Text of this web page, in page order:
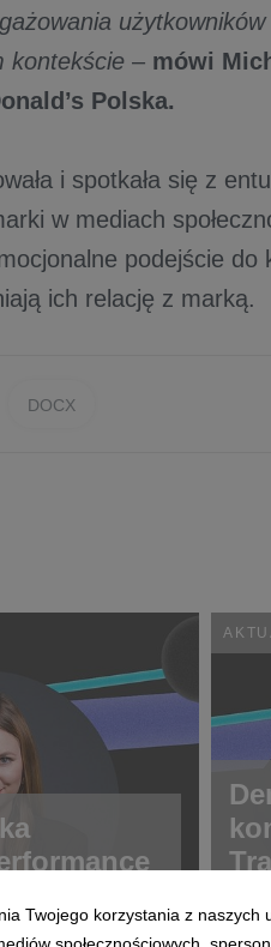
kontekście – mówi
Polska.
i spotkała się z
w mediach
podejście
ich relację z marką.
DOCX
Twojego korzystania z